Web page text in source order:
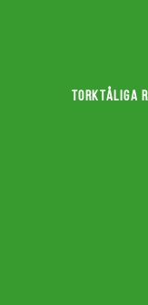
Torktåliga